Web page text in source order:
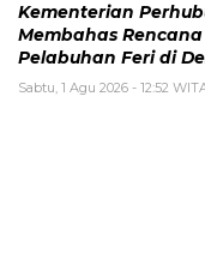
Kementerian
Membahas
Pelabuhan Feri di
Sabtu, 1 Agu 2026 - 12:52